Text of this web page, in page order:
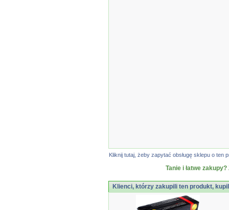
Kliknij tutaj, żeby zapytać obsługę sklepu o
Tanie i łatwe
Klienci, którzy zakupili ten produkt,